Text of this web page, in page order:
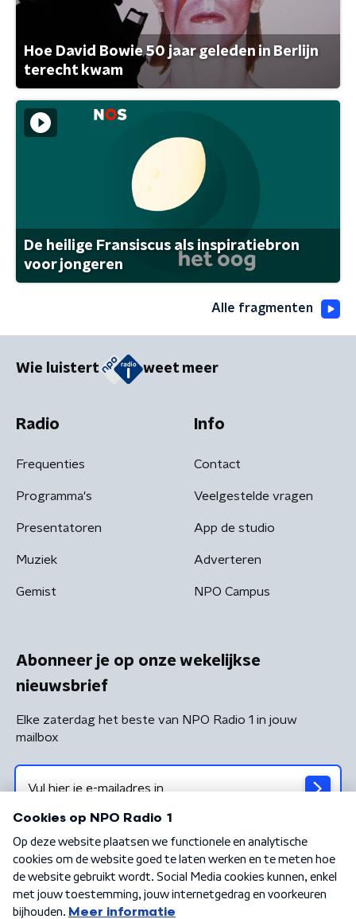
Hoe David Bowie 50 jaar geleden in Berlijn
terecht kwam
De heilige Fransiscus als inspiratiebron
voor jongeren
Alle fragmenten
Wie luistert weet meer
Radio
Frequenties
Programma's
Presentatoren
Muziek
Gemist
Info
Contact
Veelgestelde vragen
App de studio
Adverteren
NPO Campus
Abonneer je op onze wekelijkse
nieuwsbrief
Elke zaterdag het beste van NPO Radio 1 in jouw
mailbox
Algemene voorwaarden